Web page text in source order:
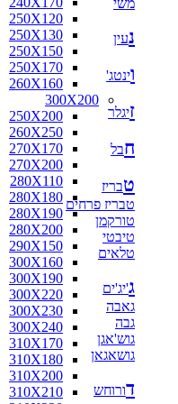
250X120
250X130
250X150
250X170
260X160
300X200
250X200
260X250
270X170
270X200
280X110
280X180
280X190
280X200
290X150
300X160
300X190
300X220
300X230
300X240
310X170
310X180
310X200
310X210
משי
נעין
וינטג'
זיגלר
חבל
טבריז
טבריז פרחים
טורקמן
טיבטי
טלאים
ג'יג'ים
גאבה
גבה
גוש'אגן
גושאגאן
דורוחש
160X160
170X120
170X125
170X160
180X110
180X115
180X120
180X130
180X140
180X160
180X180
190X130
200X100
200X130
200X140
200X150
200X80
210X130
210X140
210X240
216X250
220X100
220X110
220X120
220X130